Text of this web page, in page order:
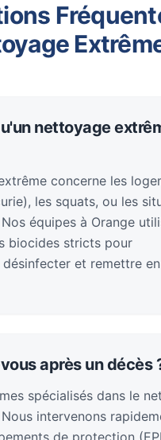
nettoyage
concerne les
les squats, ou les
équipes à Orange
biocides stricts pour
désinfecter et remettre
après un décès
spécialisés dans le
intervenons
de protection